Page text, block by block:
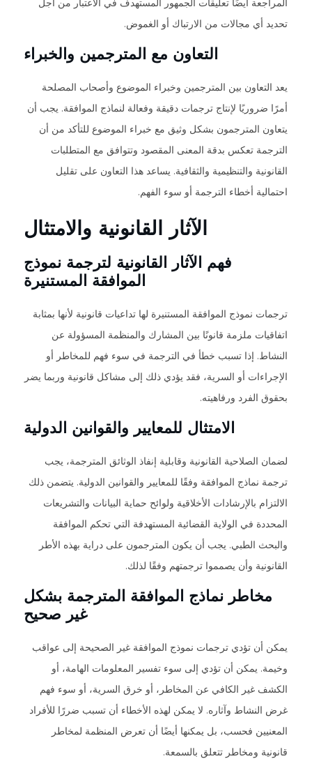
المراجعة أيضًا تعليقات الجمهور المستهدف في الاعتبار من أجل
تحديد أي مجالات من الارتباك أو الغموض.
التعاون مع المترجمين والخبراء
يعد التعاون بين المترجمين وخبراء الموضوع وأصحاب المصلحة
أمرًا ضروريًا لإنتاج ترجمات دقيقة وفعالة لنماذج الموافقة. يجب أن
يتعاون المترجمون بشكل وثيق مع خبراء الموضوع للتأكد من أن
الترجمة تعكس بدقة المعنى المقصود وتتوافق مع المتطلبات
القانونية والتنظيمية والثقافية. يساعد هذا التعاون على تقليل
احتمالية أخطاء الترجمة أو سوء الفهم.
الآثار القانونية والامتثال
فهم الآثار القانونية لترجمة نموذج
الموافقة المستنيرة
ترجمات نموذج الموافقة المستنيرة لها تداعيات قانونية لأنها بمثابة
اتفاقيات ملزمة قانونًا بين المشارك والمنظمة المسؤولة عن
النشاط. إذا تسبب خطأ في الترجمة في سوء فهم للمخاطر أو
الإجراءات أو السرية، فقد يؤدي ذلك إلى مشاكل قانونية وربما يضر
بحقوق الفرد ورفاهيته.
الامتثال للمعايير والقوانين الدولية
لضمان الصلاحية القانونية وقابلية إنفاذ الوثائق المترجمة، يجب
ترجمة نماذج الموافقة وفقًا للمعايير والقوانين الدولية. يتضمن ذلك
الالتزام بالإرشادات الأخلاقية ولوائح حماية البيانات والتشريعات
المحددة في الولاية القضائية المستهدفة التي تحكم الموافقة
والبحث الطبي. يجب أن يكون المترجمون على دراية بهذه الأطر
القانونية وأن يصمموا ترجمتهم وفقًا لذلك.
مخاطر نماذج الموافقة المترجمة بشكل
غير صحيح
يمكن أن تؤدي ترجمات نموذج الموافقة غير الصحيحة إلى عواقب
وخيمة. يمكن أن تؤدي إلى سوء تفسير المعلومات الهامة، أو
الكشف غير الكافي عن المخاطر، أو خرق السرية، أو سوء فهم
غرض النشاط وآثاره. لا يمكن لهذه الأخطاء أن تسبب ضررًا للأفراد
المعنيين فحسب، بل يمكنها أيضًا أن تعرض المنظمة لمخاطر
قانونية ومخاطر تتعلق بالسمعة.